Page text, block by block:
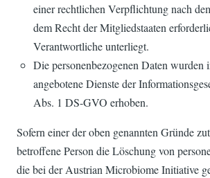
einer rechtlichen Verpflichtung nach
dem Recht der Mitgliedstaaten
Verantwortliche unterliegt.
Die personenbezogenen Daten wurden
angebotene Dienste der
Abs. 1 DS-GVO erhoben.
Sofern einer der oben genannten Gründe
betroffene Person die Löschung von
die bei der Austrian Microbiome Initiative